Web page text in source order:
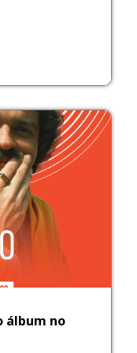
álbum no